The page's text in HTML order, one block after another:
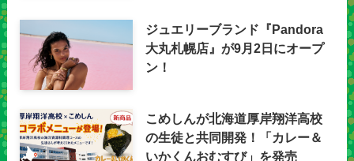
ジュエリーブランド『Pandora
大丸札幌店』が9月2日にオープ
ン！
こめしんが北海道厚岸翔洋高校
の生徒と共同開発！「カレー＆
いかくんおむすび」を発売